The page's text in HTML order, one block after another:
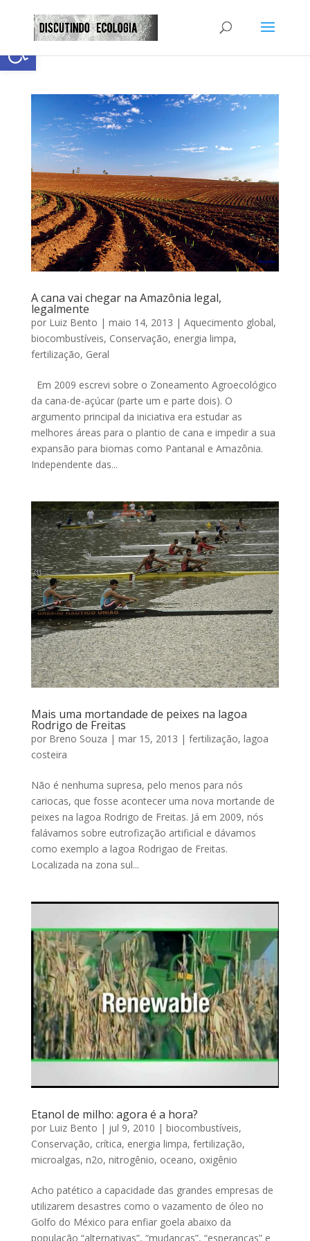
Abrir a barra de ferramentas
A cana vai chegar na Amazônia legal,
legalmente
por Luiz Bento | maio 14, 2013 | Aquecimento global,
biocombustíveis, Conservação, energia limpa,
fertilização, Geral
Em 2009 escrevi sobre o Zoneamento Agroecológico
da cana-de-açúcar (parte um e parte dois). O
argumento principal da iniciativa era estudar as
melhores áreas para o plantio de cana e impedir a sua
expansão para biomas como Pantanal e Amazônia.
Independente das...
Mais uma mortandade de peixes na lagoa
Rodrigo de Freitas
por Breno Souza | mar 15, 2013 | fertilização, lagoa
costeira
Não é nenhuma supresa, pelo menos para nós
cariocas, que fosse acontecer uma nova mortande de
peixes na lagoa Rodrigo de Freitas. Já em 2009, nós
falávamos sobre eutrofização artificial e dávamos
como exemplo a lagoa Rodrigao de Freitas.
Localizada na zona sul...
Etanol de milho: agora é a hora?
por Luiz Bento | jul 9, 2010 | biocombustíveis,
Conservação, crítica, energia limpa, fertilização,
microalgas, n2o, nitrogênio, oceano, oxigênio
Acho patético a capacidade das grandes empresas de
utilizarem desastres como o vazamento de óleo no
Golfo do México para enfiar goela abaixo da
população “alternativas”, “mudanças”, “esperanças” e